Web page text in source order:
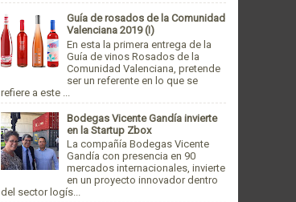
Guía de rosados de la Comunidad
Valenciana 2019 (I)
En esta la primera entrega de la
Guía de vinos Rosados de la
Comunidad Valenciana, pretende
ser un referente en lo que se
refiere a este ...
Bodegas Vicente Gandía invierte
en la Startup Zbox
La compañía Bodegas Vicente
Gandía con presencia en 90
mercados internacionales, invierte
en un proyecto innovador dentro
del sector logís...